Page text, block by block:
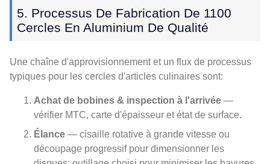
5. Processus De Fabrication De 1100
Cercles En Aluminium De Qualité
Une chaîne d'approvisionnement et un flux de processus
typiques pour les cercles d'articles culinaires sont:
Achat de bobines & inspection à l'arrivée —
vérifier MTC, carte d'épaisseur et état de surface.
Élance — cisaille rotative à grande vitesse ou
découpage progressif pour dimensionner les